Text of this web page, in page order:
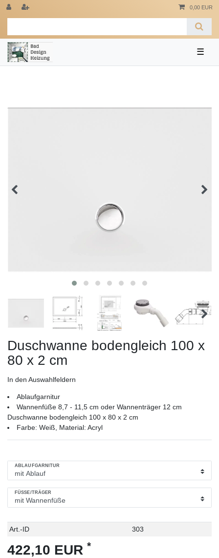
0,00 EUR
☰
Duschwanne bodengleich 100 x
80 x 2 cm
In den Auswahlfeldern
Ablaufgarnitur
Wannenfüße 8,7 - 11,5 cm oder Wannenträger 12 cm
Duschwanne bodengleich 100 x 80 x 2 cm
Farbe: Weiß, Material: Acryl
ABLAUFGARNITUR
FÜSSE/TRÄGER
Technisches
Wert
Art.-ID 303
422,10 EUR *